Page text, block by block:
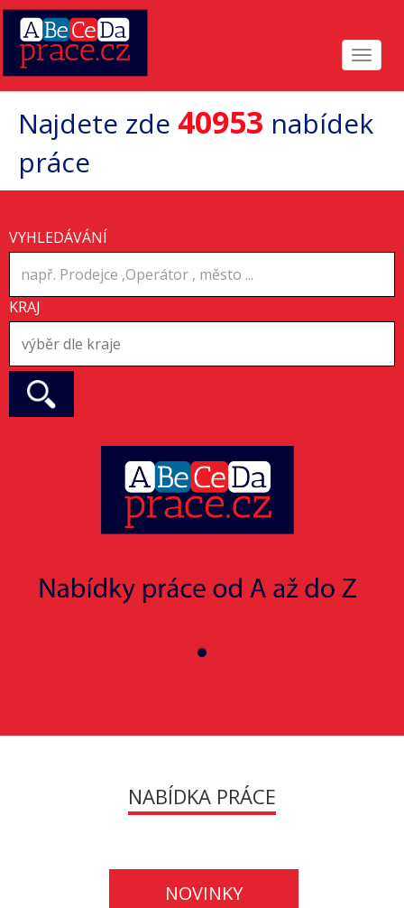
Toggle
Najdete zde 40953 nabídek
práce
VYHLEDÁVÁNÍ
KRAJ
NABÍDKA PRÁCE
NOVINKY